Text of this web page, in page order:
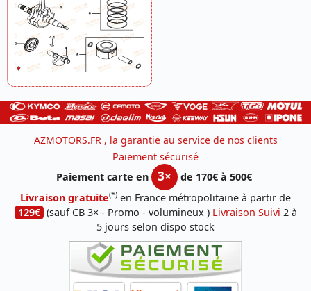
AZMOTORS.FR , la garantie au service de nos clients
Paiement sécurisé
Paiement carte en
3×
de 170€ à 500€
Livraison gratuite(*) en France métropolitaine à partir de
129€ (sauf CB 3× - Promo - volumineux ) Livraison Suivi 2 à
5 jours selon dispo stock